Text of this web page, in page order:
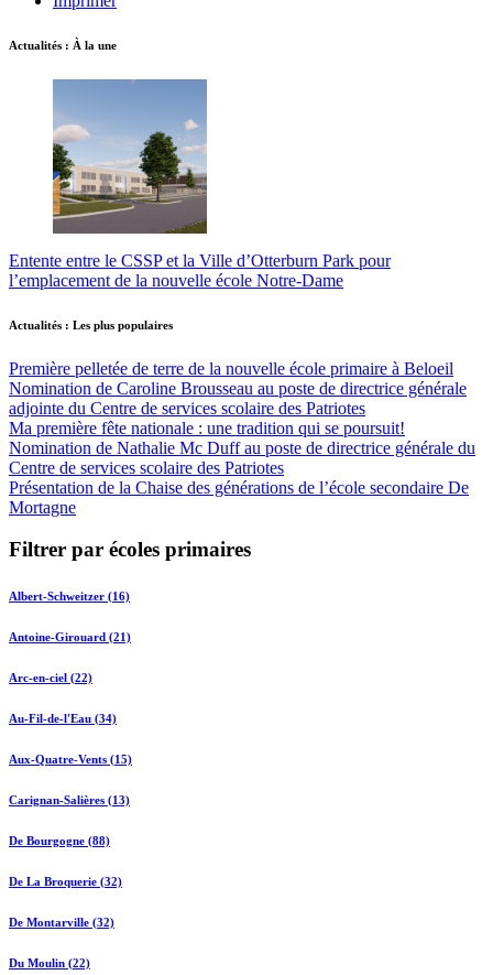
Actualités : À la une
Entente entre le CSSP et la Ville d’Otterburn Park pour
l’emplacement de la nouvelle école Notre-Dame
Actualités : Les plus populaires
Première pelletée de terre de la nouvelle école primaire à Beloeil
Nomination de Caroline Brousseau au poste de directrice générale
adjointe du Centre de services scolaire des Patriotes
Ma première fête nationale : une tradition qui se poursuit!
Nomination de Nathalie Mc Duff au poste de directrice générale du
Centre de services scolaire des Patriotes
Présentation de la Chaise des générations de l’école secondaire De
Mortagne
Filtrer par écoles primaires
Albert-Schweitzer (16)
Antoine-Girouard (21)
Arc-en-ciel (22)
Au-Fil-de-l'Eau (34)
Aux-Quatre-Vents (15)
Carignan-Salières (13)
De Bourgogne (88)
De La Broquerie (32)
De Montarville (32)
Du Moulin (22)